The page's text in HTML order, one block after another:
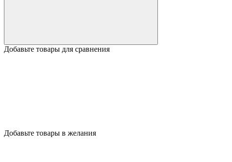
Добавьте товары для сравнения
Добавьте товары в желания